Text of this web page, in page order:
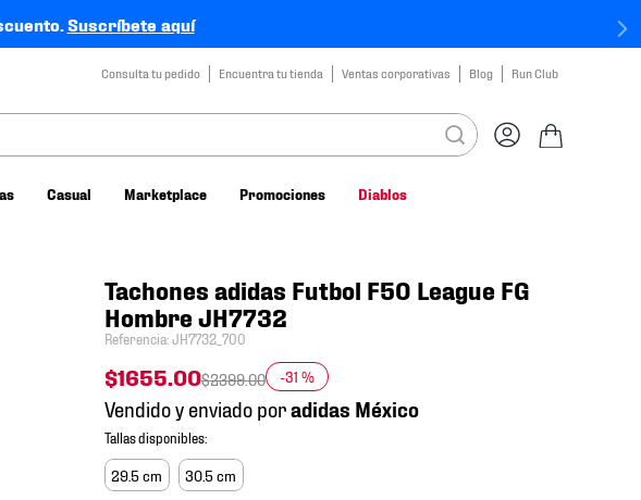
Suscríbete aquí
Consulta tu pedido Encuentra tu tienda Ventas corporativas Blog Run Club
Casual Marketplace Promociones Diablos
Tachones adidas Futbol F50 League FG
Hombre JH7732
Referencia:JH7732_700
$1655.00$2399.00 -31 %
Vendido y enviado por
29.5 cm 30.5 cm